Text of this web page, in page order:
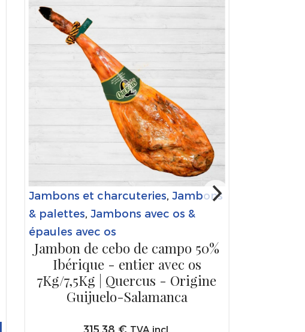
Jambons et charcuteries Jambons
& palettes Jambons avec os &
épaules avec os
Jambon de cebo de campo 50%
Ibérique - entier avec os
7Kg/7,5Kg | Quercus - Origine
Guijuelo-Salamanca
315,38 € TVA incl.